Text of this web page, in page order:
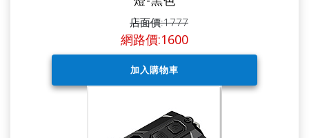
店面價:1777
網路價:1600